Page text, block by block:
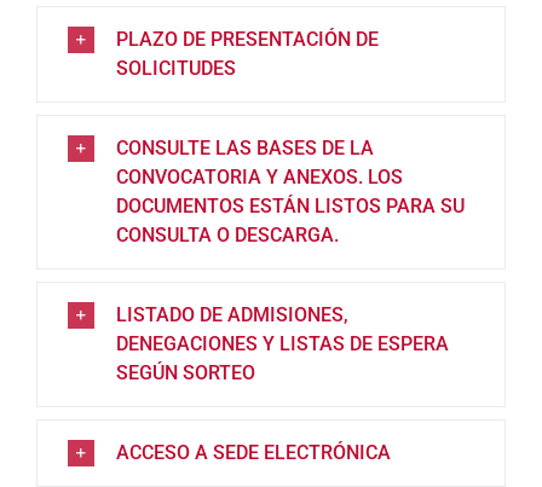
PLAZO DE PRESENTACIÓN DE
SOLICITUDES
CONSULTE LAS BASES DE LA
CONVOCATORIA Y ANEXOS. LOS
DOCUMENTOS ESTÁN LISTOS PARA SU
CONSULTA O DESCARGA.
LISTADO DE ADMISIONES,
DENEGACIONES Y LISTAS DE ESPERA
SEGÚN SORTEO
ACCESO A SEDE ELECTRÓNICA